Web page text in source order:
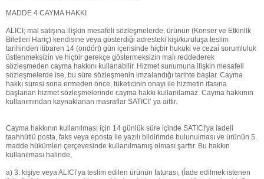
MADDE 4 CAYMA HAKKI
ALICI; mal satışına ilişkin mesafeli sözleşmelerde, ürünün (Konser ve Etkinlik
Biletleri Hariç) kendisine veya gösterdiği adresteki kişi/kuruluşa teslim
tarihinden itibaren 14 (ondört) gün içerisinde hiçbir hukuki ve cezai sorumluluk
üstlenmeksizin ve hiçbir gerekçe göstermeksizin malı reddederek
sözleşmeden cayma hakkını kullanabilir. Hizmet sunumuna ilişkin mesafeli
sözleşmelerde ise, bu süre sözleşmenin imzalandığı tarihte başlar. Cayma
hakkı süresi sona ermeden önce, tüketicinin onayı ile hizmetin ifasına
başlanan hizmet sözleşmelerinde cayma hakkı kullanılamaz. Cayma hakkının
kullanımından kaynaklanan masraflar SATICI’ ya aittir.
Cayma hakkının kullanılması için 14 günlük süre içinde SATICI'ya iadeli
taahhütlü posta, faks veya eposta ile yazılı bildirimde bulunulması ve ürünün 5.
madde hükümleri çerçevesinde kullanılmamış olması şarttır. Bu hakkın
kullanılması halinde,
a) 3. kişiye veya ALICI’ya teslim edilen ürünün faturası, (İade edilmek istenen